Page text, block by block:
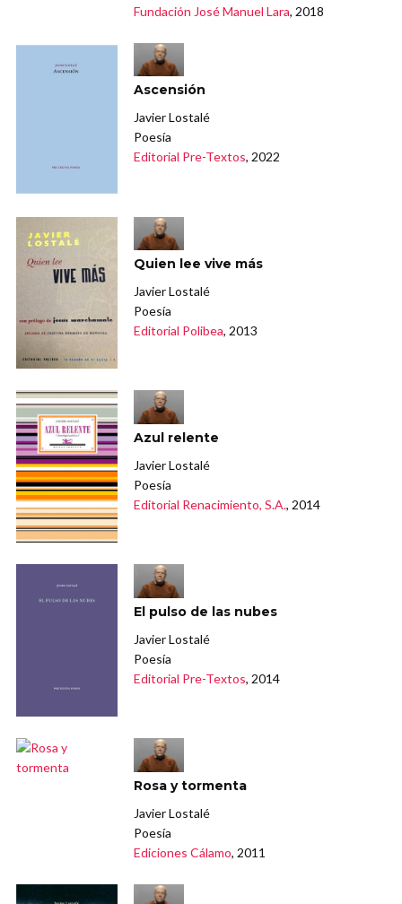
Fundación José Manuel Lara, 2018
Ascensión
Javier Lostalé
Poesía
Editorial Pre-Textos, 2022
Quien lee vive más
Javier Lostalé
Poesía
Editorial Polibea, 2013
Azul relente
Javier Lostalé
Poesía
Editorial Renacimiento, S.A., 2014
El pulso de las nubes
Javier Lostalé
Poesía
Editorial Pre-Textos, 2014
Rosa y tormenta
Javier Lostalé
Poesía
Ediciones Cálamo, 2011